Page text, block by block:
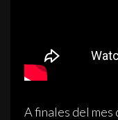
A finales del